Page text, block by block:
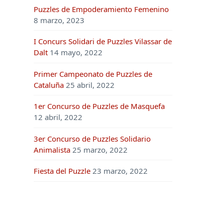
Puzzles de Empoderamiento Femenino
8 marzo, 2023
I Concurs Solidari de Puzzles Vilassar de
Dalt 14 mayo, 2022
Primer Campeonato de Puzzles de
Cataluña 25 abril, 2022
1er Concurso de Puzzles de Masquefa
12 abril, 2022
3er Concurso de Puzzles Solidario
Animalista 25 marzo, 2022
Fiesta del Puzzle 23 marzo, 2022